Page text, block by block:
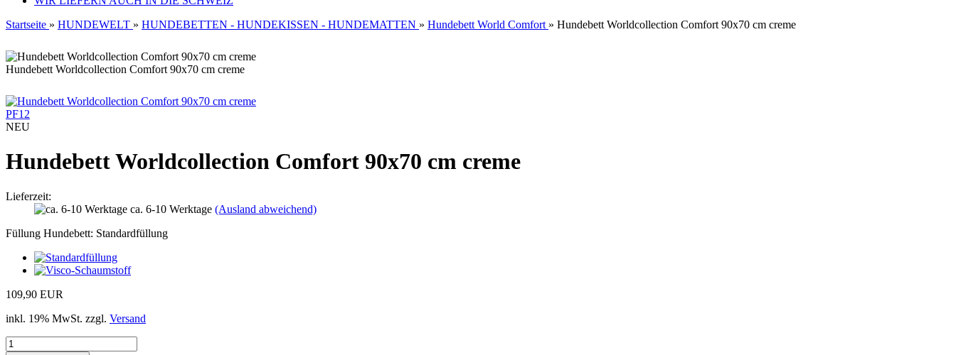
Startseite » HUNDEWELT » HUNDEBETTEN - HUNDEKISSEN - HUNDEMATTEN » Hundebett World Comfort » Hundebett Worldcollection Comfort 90x70 cm creme
Hundebett Worldcollection Comfort 90x70 cm creme
PF12
NEU
Hundebett Worldcollection Comfort 90x70 cm creme
Lieferzeit:
ca. 6-10 Werktage (Ausland abweichend)
Füllung Hundebett: Standardfüllung
109,90 EUR
inkl. 19% MwSt. zzgl. Versand